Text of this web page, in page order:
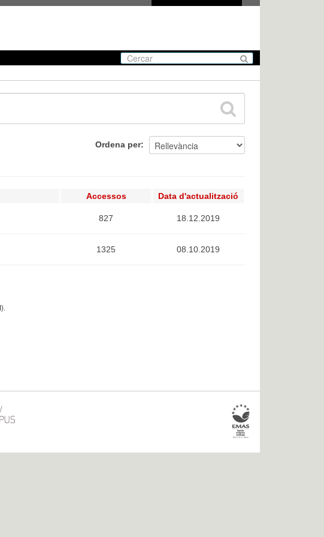
Ordena per
Accessos Data d'actualització
827 18.12.2019
1325 08.10.2019
).